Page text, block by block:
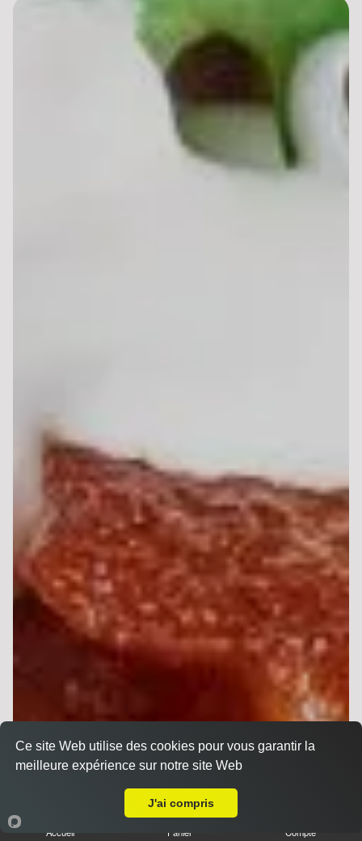
Accueil Panier Compte
Ce site Web utilise des cookies pour vous garantir la
meilleure expérience sur notre site Web
J'ai compris